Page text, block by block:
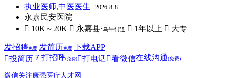
执业医师,中医医生 2026-8-8
永嘉民安医院
 10K～20K  永嘉县·乌牛街道  1年以上  大专
发招聘免费 发简历免费 下载APP
投简历 ７ 打招呼(免费) 打电话看微信在线沟通(免费)
微信关注康强医疗人才网